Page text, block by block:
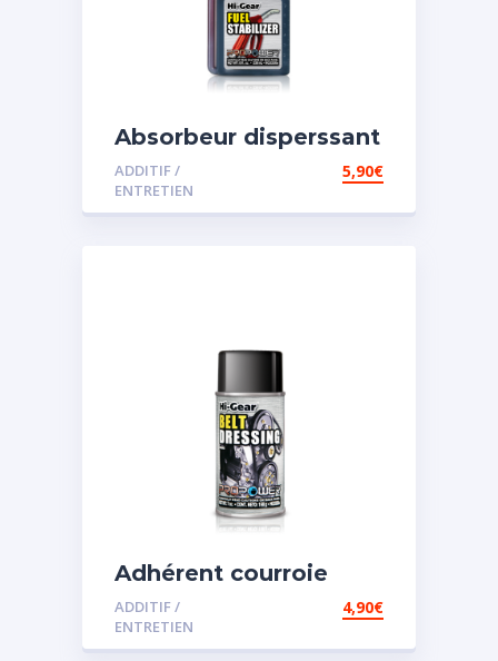
Absorbeur disperssant
d’eau pour carburant
ADDITIF /
ENTRETIEN
5,90€
Adhérent courroie
ADDITIF /
ENTRETIEN
4,90€